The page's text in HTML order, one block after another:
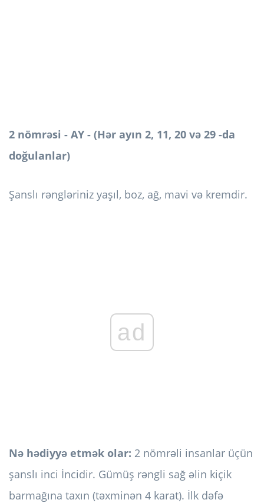
2 nömrəsi - AY - (Hər ayın 2, 11, 20 və 29 -da
doğulanlar)
Şanslı rəngləriniz yaşıl, boz, ağ, mavi və kremdir.
ad
Nə hədiyyə etmək olar: 2 nömrəli insanlar üçün
şanslı inci İncidir. Gümüş rəngli sağ əlin kiçik
barmağına taxın (təxminən 4 karat). İlk dəfə